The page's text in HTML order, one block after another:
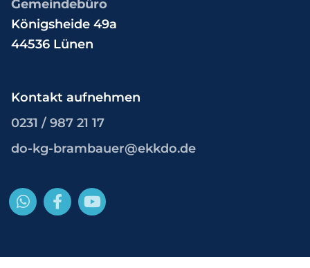
Gemeindebüro
Königsheide 49a
44536 Lünen
Kontakt aufnehmen
0231 / 987 21 17
do-kg-brambauer@ekkdo.de